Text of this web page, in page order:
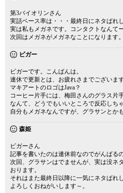
第3バイオリンさん
実話ベース率は・・・最終日にネタばれ
実は私もメガネです。コンタクトなん
次回はメガネがメガネなことになります。
ビガー
ビガーです。こんばんは。
連休で更新とは、お疲れさまでございます
マキアートのロゴはJava？
コーヒー片手には、梅田さんのグラス片
なんて、どうでもいいところで反応しち
自分もメガネなんですが、グラサンとか
森姫
ビガーさん
記事を書いたのは連休前なのでがんばる
次回、グラサンはでませんが、実は没ネ
おります。
それはまた最終日以降に一気にネタばれ
よろしくおねがいします～。